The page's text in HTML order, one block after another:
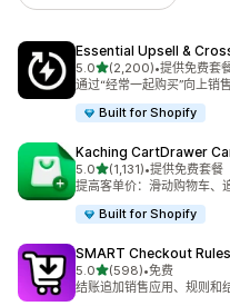
Essential Upsell &
5.0星（满分 5 星）
(2,200)
总共 2200 条评论
•提供免费套
通过“经常一起购买”向上销
Built for Shopify
Kaching CartDrawer
5.0星（满分 5 星）
(1,131)
总共 1131 条评论
•提供免费套餐
提高客单价：滑动购物车、
Built for Shopify
SMART Checkout
5.0星（满分 5 星）
(598)
总共 598 条评论
•免费
结账追加销售应用、规则和